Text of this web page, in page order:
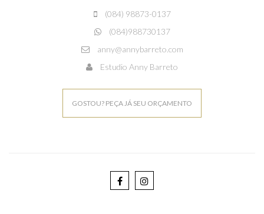
(084) 98873-0137
(084)988730137
anny@annybarreto.com
Estudio Anny Barreto
GOSTOU? PEÇA JÁ SEU ORÇAMENTO